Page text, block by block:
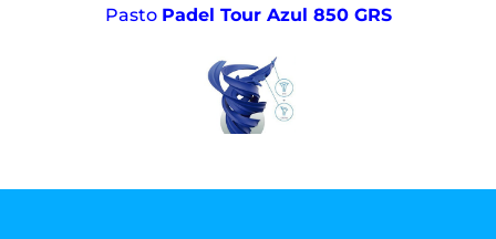
Pasto Padel Tour Azul 850 GRS